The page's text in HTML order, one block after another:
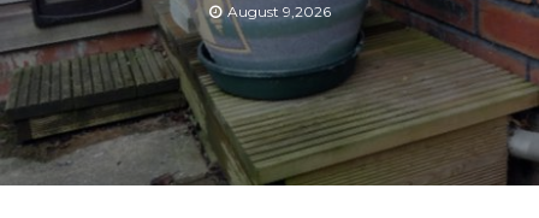
August 9,2026